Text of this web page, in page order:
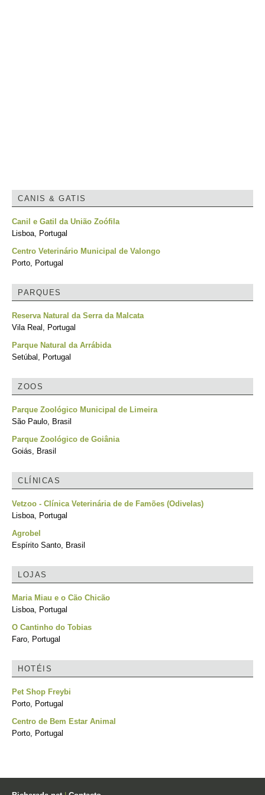
CANIS & GATIS
Canil e Gatil da União Zoófila
Lisboa, Portugal
Centro Veterinário Municipal de Valongo
Porto, Portugal
PARQUES
Reserva Natural da Serra da Malcata
Vila Real, Portugal
Parque Natural da Arrábida
Setúbal, Portugal
ZOOS
Parque Zoológico Municipal de Limeira
São Paulo, Brasil
Parque Zoológico de Goiânia
Goiás, Brasil
CLÍNICAS
Vetzoo - Clínica Veterinária de de Famões (Odivelas)
Lisboa, Portugal
Agrobel
Espírito Santo, Brasil
LOJAS
Maria Miau e o Cão Chicão
Lisboa, Portugal
O Cantinho do Tobias
Faro, Portugal
HOTÉIS
Pet Shop Freybi
Porto, Portugal
Centro de Bem Estar Animal
Porto, Portugal